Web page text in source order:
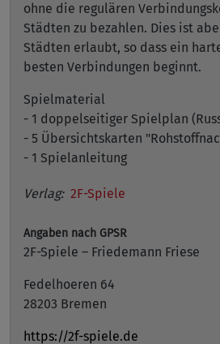
ohne die regulären
Städten zu bezahlen. Dies ist
Städten erlaubt, so dass ein
besten Verbindungen beginnt.
Spielmaterial
- 1 doppelseitiger Spielplan
- 5 Übersichtskarten
- 1 Spielanleitung
Verlag: 2F-Spiele
Angaben nach GPSR
2F-Spiele – Friedemann Friese
Fedelhoeren 64
28203 Bremen
https://2f-spiele.de